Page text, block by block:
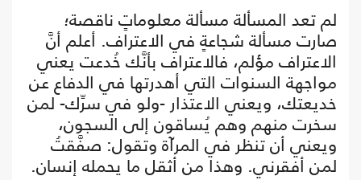
لم تعد المسألة مسألة معلوماتٍ ناقصة؛
صارت مسألة شجاعةٍ في الاعتراف. أعلم أنَّ
الاعتراف مؤلم، فالاعتراف بأنَّك خُدعت يعني
مواجهة السنوات التي أهدرتها في الدفاع عن
خديعتك، ويعني الاعتذار -ولو في سرِّك- لمن
سخرت منهم وهم يُساقون إلى السجون،
ويعني أن تنظر في المرآة وتقول: صفَّقتُ
لمن أفقرني. وهذا من أثقل ما يحمله إنسان.